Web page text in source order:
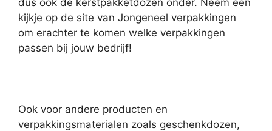
kijkje op de site van Jongeneel verpakkingen
om erachter te komen welke verpakkingen
passen bij jouw bedrijf!
Ook voor andere producten en
verpakkingsmaterialen zoals geschenkdozen,